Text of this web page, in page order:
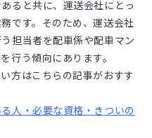
ると共に、運送会社にとっ
です。そのため、運送会社
担当者を配車係や配車マン
行う傾向にあります。
方はこちらの記事がおすす
人・必要な資格・きついの